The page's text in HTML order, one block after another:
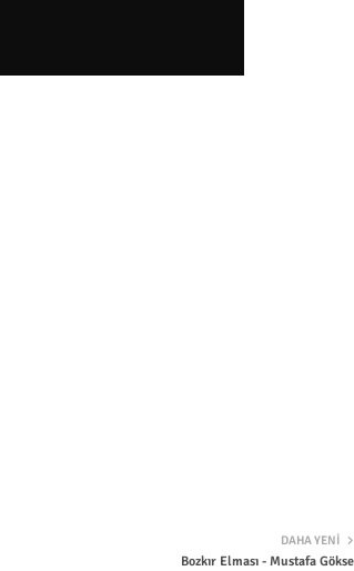
DAHA YENI
Bozkır Elması - Mustafa